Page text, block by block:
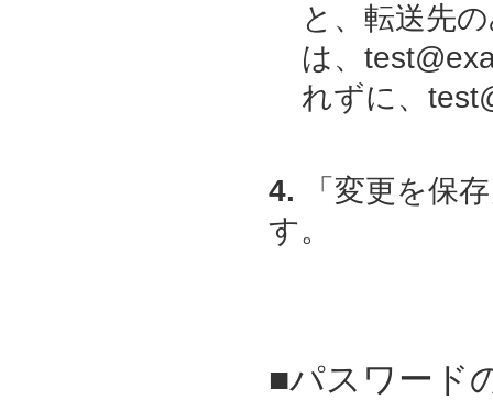
と、転送先
は、
れずに、
4. 「変更を保
す。
■パスワード